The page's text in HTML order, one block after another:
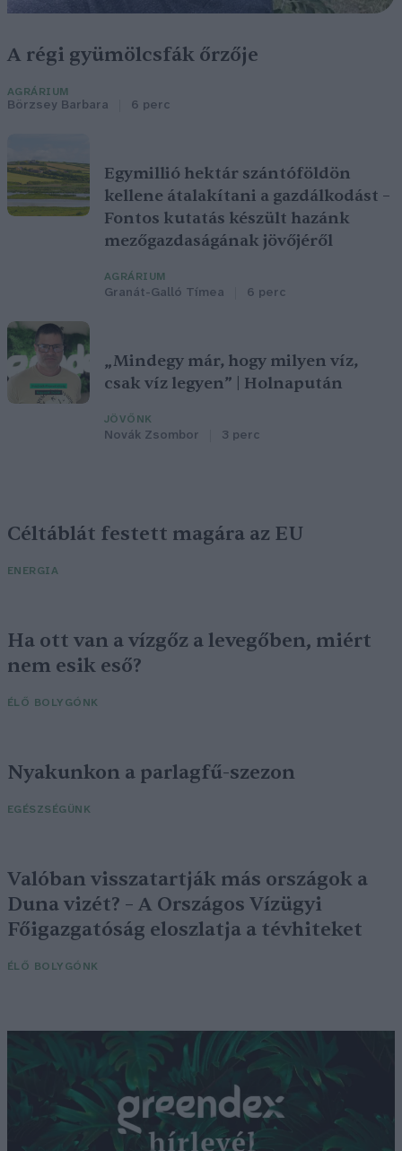
A régi gyümölcsfák őrzője
AGRÁRIUM
Börzsey Barbara 6 perc
Egymillió hektár szántóföldön
kellene átalakítani a gazdálkodást –
Fontos kutatás készült hazánk
mezőgazdaságának jövőjéről
AGRÁRIUM
Granát-Galló Tímea 6 perc
„Mindegy már, hogy milyen víz,
csak víz legyen” | Holnapután
JÖVŐNK
Novák Zsombor 3 perc
Céltáblát festett magára az EU
ENERGIA
Ha ott van a vízgőz a levegőben, miért
nem esik eső?
ÉLŐ BOLYGÓNK
Nyakunkon a parlagfű-szezon
EGÉSZSÉGÜNK
Valóban visszatartják más országok a
Duna vizét? – A Országos Vízügyi
Főigazgatóság eloszlatja a tévhiteket
ÉLŐ BOLYGÓNK